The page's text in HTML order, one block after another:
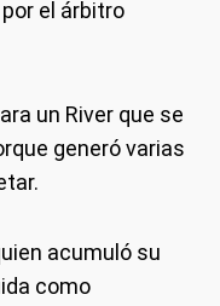
el árbitro
un River que se
generó varias
acumuló su
como